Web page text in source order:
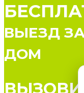
ВЫЕЗД
ДОМ